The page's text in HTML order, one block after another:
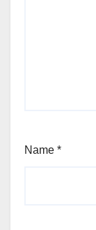
Name *